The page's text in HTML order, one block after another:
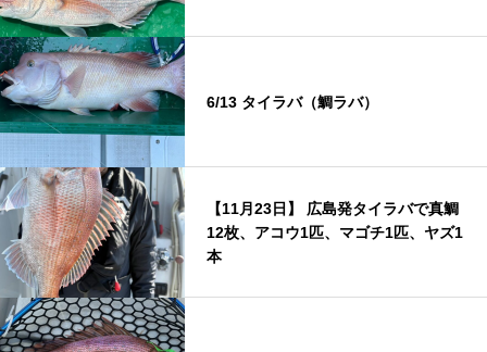
6/13 タイラバ（鯛ラバ）
【11月23日】 広島発タイラバで真鯛
12枚、アコウ1匹、マゴチ1匹、ヤズ1
本